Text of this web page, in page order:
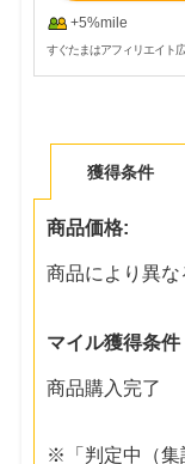
+5%mile
すぐたまはアフィリエイト
獲得条件
商品価格:
商品により異な
マイル獲得条件
商品購入完了
※「判定中（集